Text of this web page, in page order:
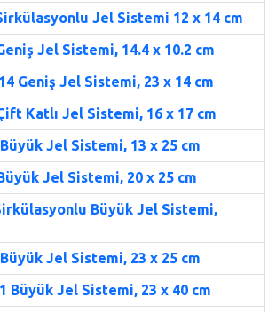
Jel Sistemi 12 x 14 cm
Jel Sistemi, 14.4 x 10.2 cm
Geniş Jel Sistemi, 23 x 14 cm
Katlı Jel Sistemi, 16 x 17 cm
Jel Sistemi, 13 x 25 cm
Jel Sistemi, 20 x 25 cm
Büyük Jel Sistemi,
Jel Sistemi, 23 x 25 cm
Büyük Jel Sistemi, 23 x 40 cm